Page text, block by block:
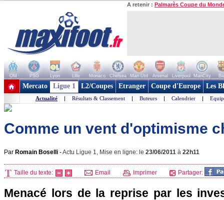
A retenir : Palmarès Coupe du
OM PSG Lyon Lille Monaco Chelsea Man Utd Arsenal Liverpool ManCity
+ de clubs
Mercato Ligue 1 L2/Coupes Etranger Coupe d'Europe Les
Actualité | Résultats & Classement | Buteurs | Calendrier |
Comme un vent d'optimisme
Par Romain Boselli -Actu Ligue 1, Mise en ligne: le 23/06/2011 à 22h11
Taille du texte: Email Imprimer Partager:
Menacé lors de la reprise par les